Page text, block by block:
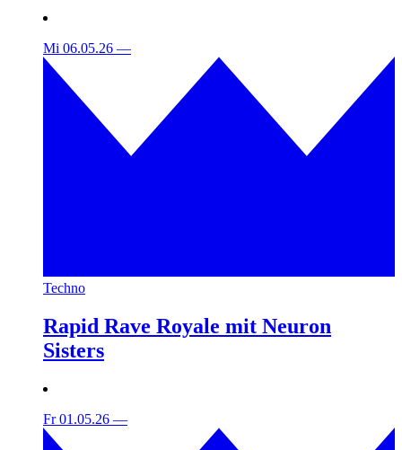
Mi 06.05.26 —
Techno
Rapid Rave Royale mit Neuron
Sisters
Fr 01.05.26 —